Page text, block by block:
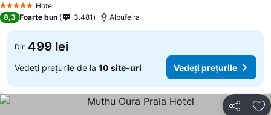
5 Stele Hotel
8,3 Foarte bun 3.481 Albufeira
Din 499 lei
Vedeți prețurile de la 10 site-uri Vedeți prețurile
Distribuiți